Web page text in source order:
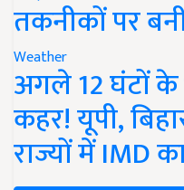
तकनीकों पर
Weather
अगले 12 घंटों के
कहर! यूपी,
राज्यों में IMD